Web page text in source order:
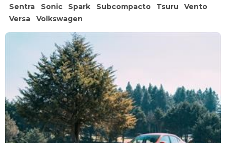
Sentra
Sonic Spark Subcompacto Tsuru
Vento
Versa
Volkswagen